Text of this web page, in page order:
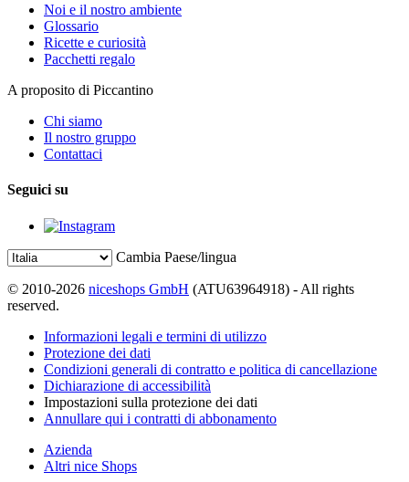
Noi e il nostro ambiente
Glossario
Ricette e curiosità
Pacchetti regalo
A proposito di Piccantino
Chi siamo
Il nostro gruppo
Contattaci
Seguici su
Cambia Paese/lingua
© 2010-2026 niceshops GmbH (ATU63964918) - All rights
reserved.
Informazioni legali e termini di utilizzo
Protezione dei dati
Condizioni generali di contratto e politica di cancellazione
Dichiarazione di accessibilità
Impostazioni sulla protezione dei dati
Annullare qui i contratti di abbonamento
Azienda
Altri nice Shops